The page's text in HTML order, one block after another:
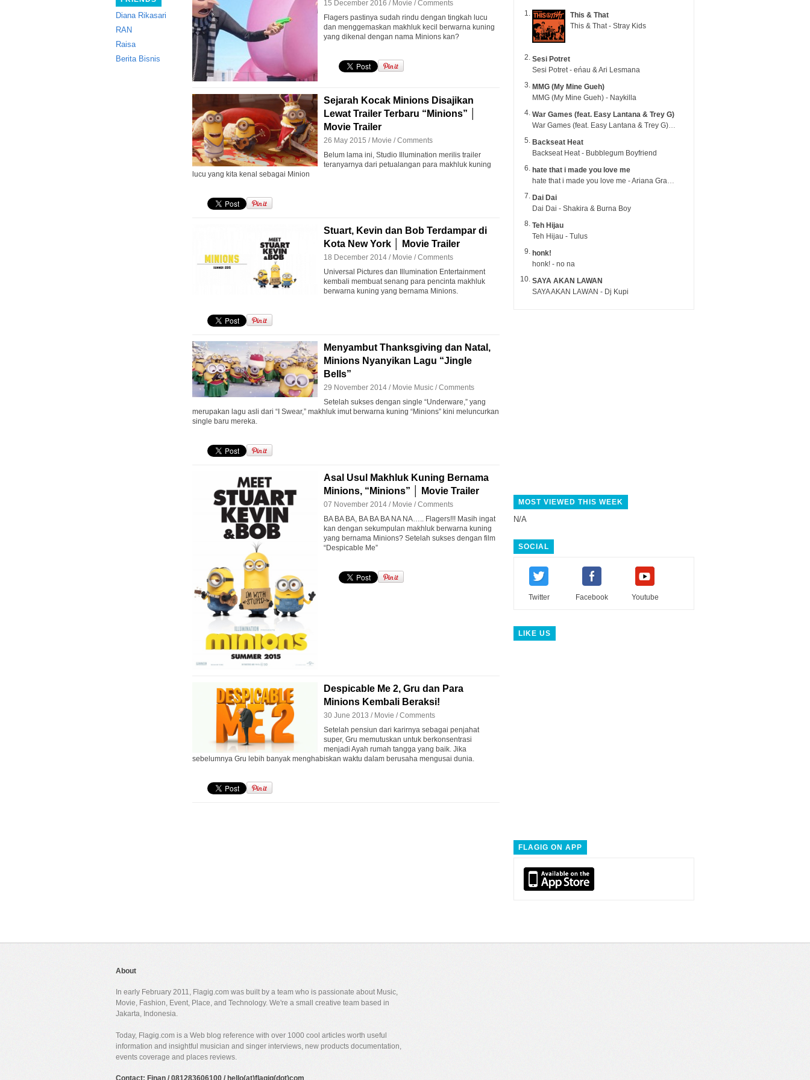
Diana Rikasari
RAN
Raisa
Berita Bisnis
15 December 2016 / Movie /Comments
Flagers pastinya sudah rindu dengan tingkah lucu
dan menggemaskan makhluk kecil berwarna kuning
yang dikenal dengan nama Minions kan?
Sejarah Kocak Minions Disajikan
Lewat Trailer Terbaru “Minions” │
Movie Trailer
26 May 2015 / Movie /Comments
Belum lama ini, Studio Illumination merilis trailer
teranyarnya dari petualangan para makhluk kuning
lucu yang kita kenal sebagai Minion
Stuart, Kevin dan Bob Terdampar di
Kota New York │ Movie Trailer
18 December 2014 / Movie /Comments
Universal Pictures dan Illumination Entertainment
kembali membuat senang para pencinta makhluk
berwarna kuning yang bernama Minions.
Menyambut Thanksgiving dan Natal,
Minions Nyanyikan Lagu “Jingle
Bells”
29 November 2014 / Movie Music /Comments
Setelah sukses dengan single “Underware,” yang
merupakan lagu asli dari “I Swear,” makhluk imut berwarna kuning “Minions” kini meluncurkan
single baru mereka.
Asal Usul Makhluk Kuning Bernama
Minions, “Minions” │ Movie Trailer
07 November 2014 / Movie /Comments
BA BA BA, BA BA BA NA NA….. Flagers!!! Masih ingat
kan dengan sekumpulan makhluk berwarna kuning
yang bernama Minions? Setelah sukses dengan film
“Despicable Me”
Despicable Me 2, Gru dan Para
Minions Kembali Beraksi!
30 June 2013 / Movie /Comments
Setelah pensiun dari karirnya sebagai penjahat
super, Gru memutuskan untuk berkonsentrasi
menjadi Ayah rumah tangga yang baik. Jika
sebelumnya Gru lebih banyak menghabiskan waktu dalam berusaha mengusai dunia.
This & That
This & That - Stray Kids
Sesi Potret
Sesi Potret - eńau & Ari Lesmana
MMG (My Mine Gueh)
MMG (My Mine Gueh) - Naykilla
War Games (feat. Easy Lantana & Trey G)
War Games (feat. Easy Lantana & Trey G) - Trub
Backseat Heat
Backseat Heat - Bubblegum Boyfriend
hate that i made you love me
hate that i made you love me - Ariana Grande
Dai Dai
Dai Dai - Shakira & Burna Boy
Teh Hijau
Teh Hijau - Tulus
honk!
honk! - no na
SAYA AKAN LAWAN
SAYA AKAN LAWAN - Dj Kupi
MOST VIEWED THIS WEEK
N/A
SOCIAL
Twitter Facebook Youtube
LIKE US
FLAGIG ON APP
About
In early February 2011, Flagig.com was built by a team who is passionate about Music,
Movie, Fashion, Event, Place, and Technology. We're a small creative team based in
Jakarta, Indonesia.
Today, Flagig.com is a Web blog reference with over 1000 cool articles worth useful
information and insightful musician and singer interviews, new products documentation,
events coverage and places reviews.
Contact: Finan / 081283606100 / hello(at)flagig(dot)com